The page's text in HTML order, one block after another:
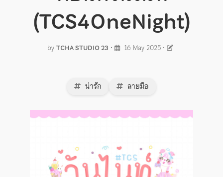
(TCS4OneNight)
byTCHA STUDIO 23 • 16 May 2025 •
น่ารัก ลายมือ